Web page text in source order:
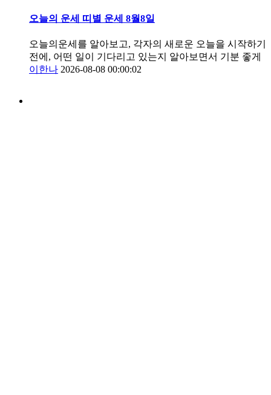
오늘의 운세 띠별 운세 8월8일
오늘의운세를 알아보고, 각자의 새로운 오늘을 시작하기
전에, 어떤 일이 기다리고 있는지 알아보면서 기분 좋게
이한나 2026-08-08 00:00:02